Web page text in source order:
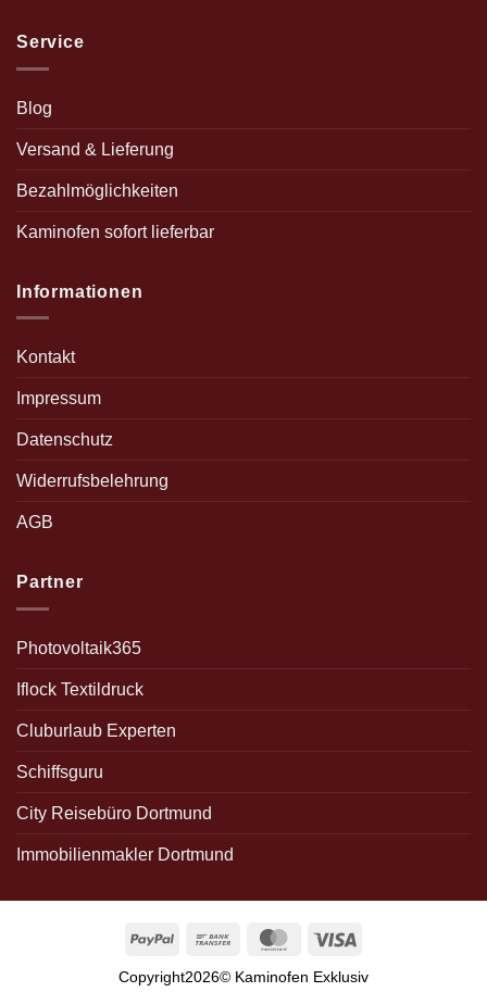
Service
Blog
Versand & Lieferung
Bezahlmöglichkeiten
Kaminofen sofort lieferbar
Informationen
Kontakt
Impressum
Datenschutz
Widerrufsbelehrung
AGB
Partner
Photovoltaik365
Iflock Textildruck
Cluburlaub Experten
Schiffsguru
City Reisebüro Dortmund
Immobilienmakler Dortmund
PayPal
Bank
MasterCard
Copyright2026© Kaminofen Exklusiv